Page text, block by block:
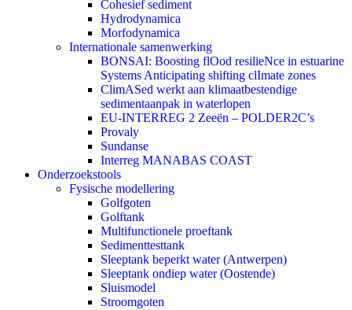
Cohesief sediment
Hydrodynamica
Morfodynamica
Internationale samenwerking
BONSAI: Boosting flOod resilieNce in estuarine
Systems Anticipating shifting clImate zones
ClimASed werkt aan klimaatbestendige
sedimentaanpak in waterlopen
EU-INTERREG 2 Zeeën – POLDER2C’s
Provaly
Sundanse
Interreg MANABAS COAST
Onderzoekstools
Fysische modellering
Golfgoten
Golftank
Multifunctionele proeftank
Sedimenttesttank
Sleeptank beperkt water (Antwerpen)
Sleeptank ondiep water (Oostende)
Sluismodel
Stroomgoten